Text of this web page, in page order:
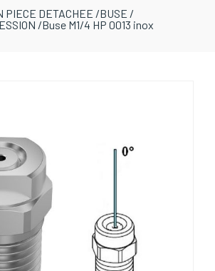
PIECE DETACHEE /BUSE /
/Buse M1/4 HP 0013 inox